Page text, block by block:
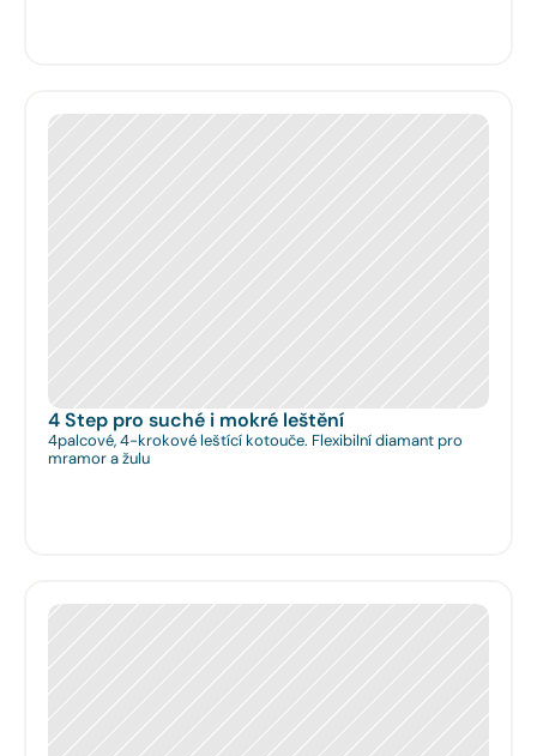
4 Step pro suché i mokré leštění
4palcové, 4-krokové leštící kotouče. Flexibilní diamant pro
mramor a žulu